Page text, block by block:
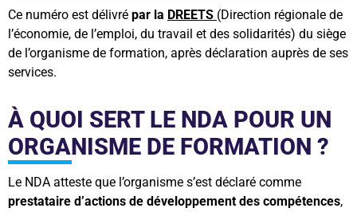
Ce numéro est délivré par la DREETS (Direction régionale de
l’économie, de l’emploi, du travail et des solidarités) du siège
de l’organisme de formation, après déclaration auprès de ses
services.
À QUOI SERT LE NDA POUR UN
ORGANISME DE FORMATION ?
Le NDA atteste que l’organisme s’est déclaré comme
prestataire d’actions de développement des compétences,